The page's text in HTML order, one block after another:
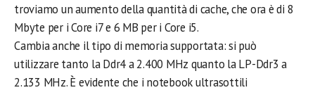
troviamo un aumento della quantità di cache, che ora è di 8
Mbyte per i Core i7 e 6 MB per i Core i5.
Cambia anche il tipo di memoria supportata: si può
utilizzare tanto la Ddr4 a 2.400 MHz quanto la LP-Ddr3 a
2.133 MHz. È evidente che i notebook ultrasottili